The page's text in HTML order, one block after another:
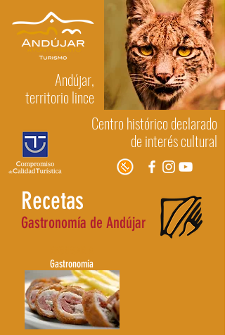
Andújar,
territorio lince
Centro histórico declarado
de interés cultural
Recetas
Gastronomía de Andújar
Gastronomía